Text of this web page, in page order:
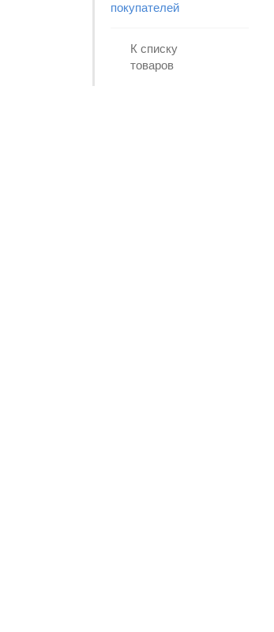
покупателей
К списку
товаров